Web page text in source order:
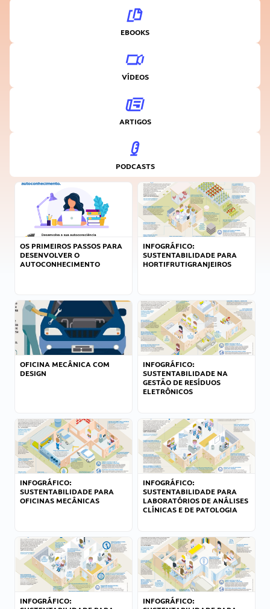
EBOOKS
VÍDEOS
ARTIGOS
PODCASTS
OS PRIMEIROS PASSOS PARA
DESENVOLVER O
AUTOCONHECIMENTO
INFOGRÁFICO:
SUSTENTABILIDADE PARA
HORTIFRUTIGRANJEIROS
OFICINA MECÂNICA COM
DESIGN
INFOGRÁFICO:
SUSTENTABILIDADE NA
GESTÃO DE RESÍDUOS
ELETRÔNICOS
INFOGRÁFICO:
SUSTENTABILIDADE PARA
OFICINAS MECÂNICAS
INFOGRÁFICO:
SUSTENTABILIDADE PARA
LABORATÓRIOS DE ANÁLISES
CLÍNICAS E DE PATOLOGIA
INFOGRÁFICO:
INFOGRÁFICO: